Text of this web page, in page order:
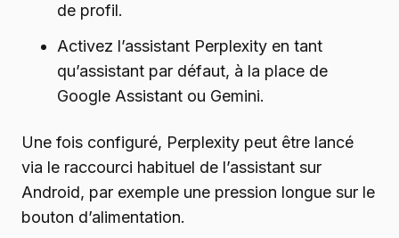
de profil.
Activez l’assistant Perplexity en tant
qu’assistant par défaut, à la place de
Google Assistant ou Gemini.
Une fois configuré, Perplexity peut être lancé
via le raccourci habituel de l’assistant sur
Android, par exemple une pression longue sur le
bouton d’alimentation.